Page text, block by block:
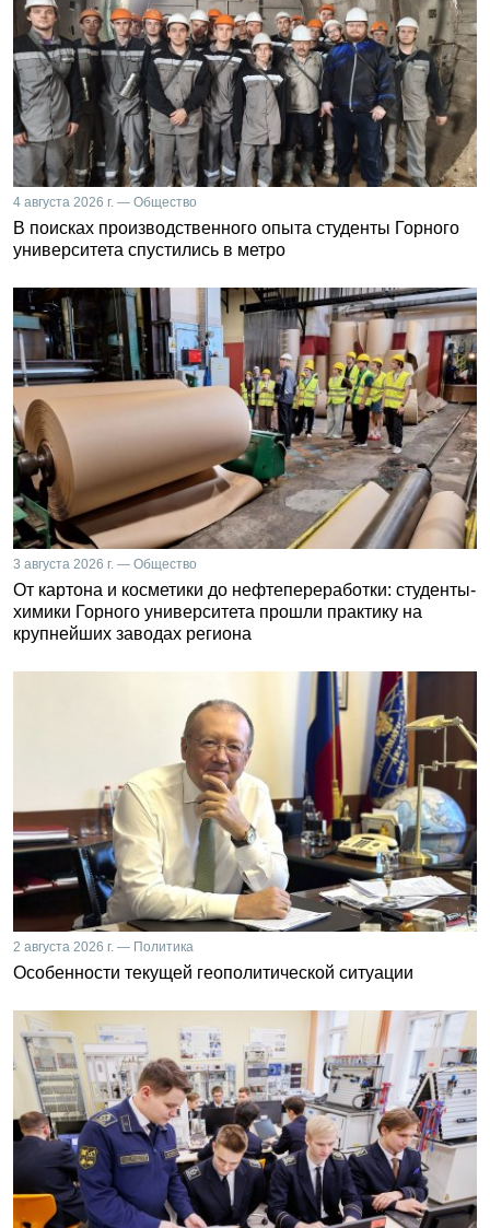
4 августа 2026 г. — Общество
В поисках производственного опыта студенты Горного
университета спустились в метро
3 августа 2026 г. — Общество
От картона и косметики до нефтепереработки: студенты-
химики Горного университета прошли практику на
крупнейших заводах региона
2 августа 2026 г. — Политика
Особенности текущей геополитической ситуации